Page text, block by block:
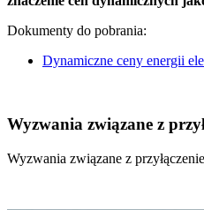
Dokumenty do pobrania:
Dynamiczne ceny energii
Wyzwania związane z
Wyzwania związane z